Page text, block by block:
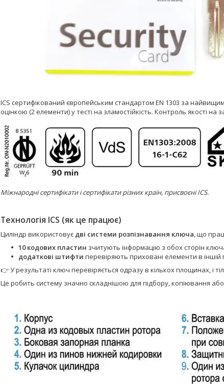
ICS сертифікований європейським стандартом EN 1303 за
оцінкою (2 елементи) у тесті на зламостійкість. Контроль якості на
Міжнародні сертифікати і сертифікати різних країн, присвоєні ICS.
Технологія ICS (як це працює)
Циліндр використовує дві системи розпізнавання ключа , що
10 кодових пластин зчитують інформацію з обох сторін
додаткові штифти перевіряють приховані елементи в іншій
👉 У результаті ключ перевіряється одразу в кількох площинах, і
Це робить систему значно складнішою для підбору, копіювання